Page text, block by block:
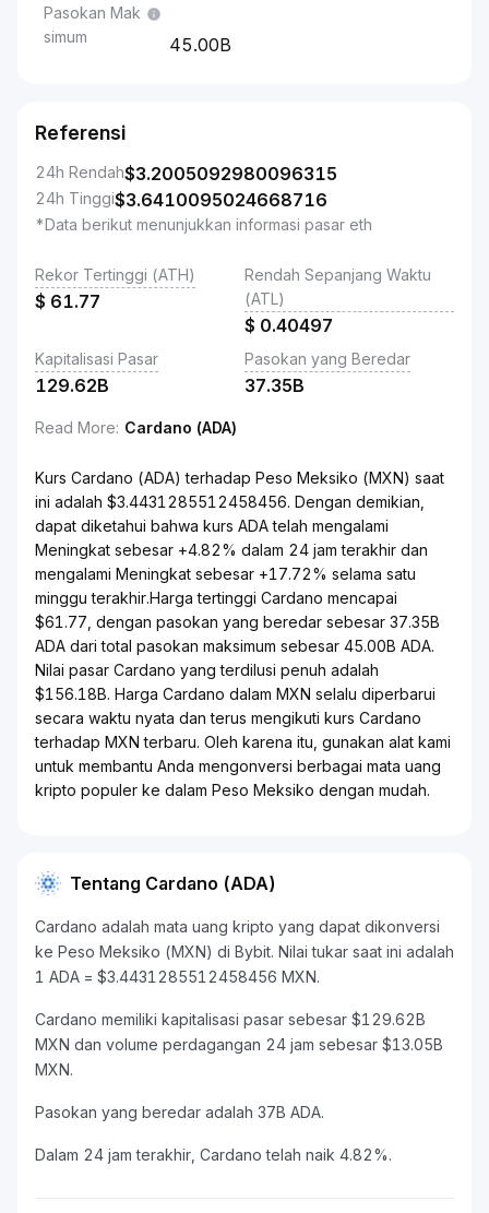
Pasokan Mak
simum
45.00B
Referensi
24h Rendah$3.2005092980096315
24h Tinggi$3.6410095024668716
*Data berikut menunjukkan informasi pasar eth
Rekor Tertinggi (ATH)
$ 61.77
Rendah Sepanjang Waktu
(ATL)
$ 0.40497
Kapitalisasi Pasar
129.62B
Pasokan yang Beredar
37.35B
Read More: Cardano (ADA)
Kurs Cardano (ADA) terhadap Peso Meksiko (MXN) saat
ini adalah $3.4431285512458456. Dengan demikian,
dapat diketahui bahwa kurs ADA telah mengalami
Meningkat sebesar +4.82% dalam 24 jam terakhir dan
mengalami Meningkat sebesar +17.72% selama satu
minggu terakhir.Harga tertinggi Cardano mencapai
$61.77, dengan pasokan yang beredar sebesar 37.35B
ADA dari total pasokan maksimum sebesar 45.00B ADA.
Nilai pasar Cardano yang terdilusi penuh adalah
$156.18B. Harga Cardano dalam MXN selalu diperbarui
secara waktu nyata dan terus mengikuti kurs Cardano
terhadap MXN terbaru. Oleh karena itu, gunakan alat kami
untuk membantu Anda mengonversi berbagai mata uang
kripto populer ke dalam Peso Meksiko dengan mudah.
Tentang Cardano (ADA)
Cardano adalah mata uang kripto yang dapat dikonversi
ke Peso Meksiko (MXN) di Bybit. Nilai tukar saat ini adalah
1 ADA = $3.4431285512458456 MXN.
Cardano memiliki kapitalisasi pasar sebesar $129.62B
MXN dan volume perdagangan 24 jam sebesar $13.05B
MXN.
Pasokan yang beredar adalah 37B ADA.
Dalam 24 jam terakhir, Cardano telah naik 4.82%.